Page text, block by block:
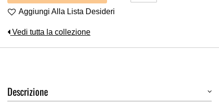
Aggiungi Alla Lista Desideri
Vedi tutta la collezione
Descrizione